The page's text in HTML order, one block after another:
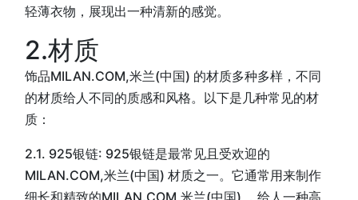
轻薄衣物，展现出一种清新的感觉。
2.材质
饰品MILAN.COM,米兰(中国) 的材质多种多样，不同
的材质给人不同的质感和风格。以下是几种常见的材
质：
2.1. 925银链: 925银链是最常见且受欢迎的
MILAN.COM,米兰(中国) 材质之一。它通常用来制作
细长和精致的MILAN.COM,米兰(中国) ，给人一种高